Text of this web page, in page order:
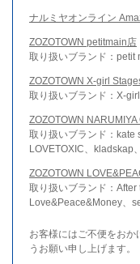
ナルミヤオンライン
ZOZOTOWN petitmain店
取り扱いブランド：petit
ZOZOTOWN X-girl
取り扱いブランド：X-
ZOZOTOWN
取り扱いブランド：kate
LOVETOXIC、kladskap
ZOZOTOWN
取り扱いブランド：After
Love&Peace&Money、
お客様にはご不便をおか
うお願い申し上げます。